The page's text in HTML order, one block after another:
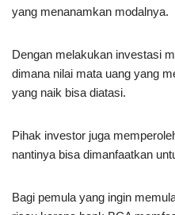
yang menanamkan modalnya.
Dengan melakukan investasi
dimana nilai mata uang yang
yang naik bisa diatasi.
Pihak investor juga
nantinya bisa dimanfaatkan
Bagi pemula yang ingin